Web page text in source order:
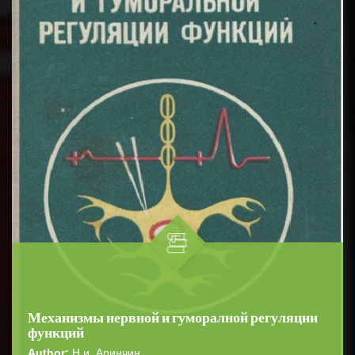
Механизмы нервной и гуморалной регуляции
функций
Author: Н.и. Аринчин